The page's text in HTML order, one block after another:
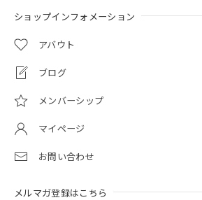
ショップインフォメーション
アバウト
ブログ
メンバーシップ
マイページ
お問い合わせ
メルマガ登録はこちら